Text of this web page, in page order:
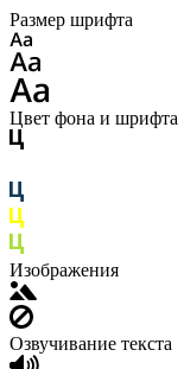
Размер шрифта
Цвет фона и шрифта
Изображения
Озвучивание текста